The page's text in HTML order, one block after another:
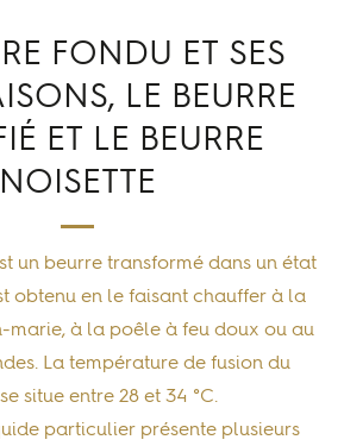
FONDU ET SES
LE BEURRE
ET LE BEURRE
NOISETTE
un beurre transformé dans un état
obtenu en le faisant chauffer à la
marie, à la poêle à feu doux ou au
La température de fusion du
situe entre 28 et 34 °C.
particulier présente plusieurs